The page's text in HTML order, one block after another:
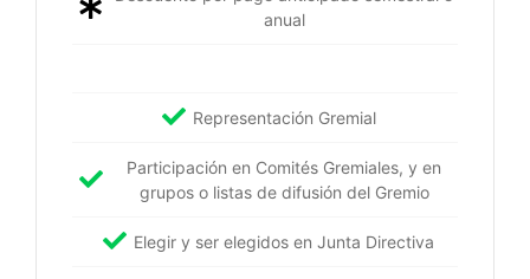
anual
Representación Gremial
Participación en Comités Gremiales, y en
grupos o listas de difusión del Gremio
Elegir y ser elegidos en Junta Directiva